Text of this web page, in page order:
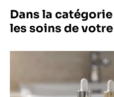
Dans la
les soins de